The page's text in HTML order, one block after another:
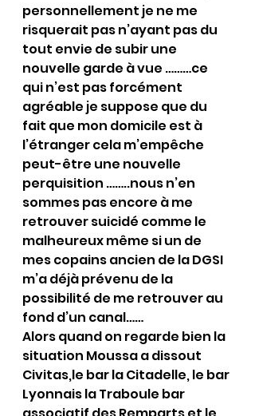
personnellement je ne me
risquerait pas n’ayant pas du
tout envie de subir une
nouvelle garde à vue ………ce
qui n’est pas forcément
agréable je suppose que du
fait que mon domicile est à
l’étranger cela m’empêche
peut-être une nouvelle
perquisition ……..nous n’en
sommes pas encore à me
retrouver suicidé comme le
malheureux même si un de
mes copains ancien de la DGSI
m’a déjà prévenu de la
possibilité de me retrouver au
fond d’un canal……
Alors quand on regarde bien la
situation Moussa a dissout
Civitas,le bar la Citadelle, le bar
Lyonnais la Traboule bar